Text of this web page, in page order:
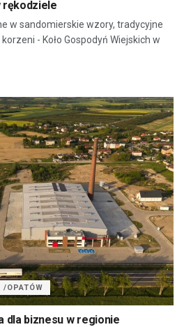
rękodziele
w sandomierskie wzory, tradycyjne
- Koło Gospodyń Wiejskich w
OPATÓW
dla biznesu w regionie